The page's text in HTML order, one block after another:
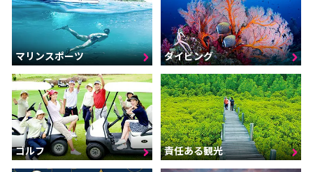
マリンスポーツ ダイビング
ゴルフ 責任ある観光